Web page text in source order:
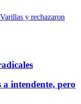
a intendente, pero